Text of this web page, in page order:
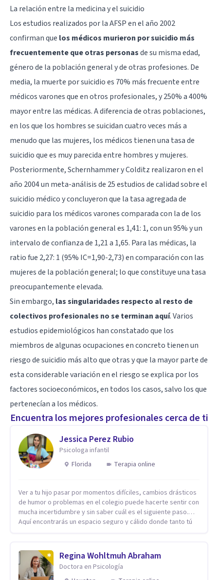
La relación entre la medicina y el suicidio
Los estudios realizados por la AFSP en el año 2002
confirman que los médicos murieron por suicidio más
frecuentemente que otras personasde su misma edad,
género de la población general y de otras profesiones. De
media, la muerte por suicidio es 70% más frecuente entre
médicos varones que en otros profesionales, y 250% a 400%
mayor entre las médicas. A diferencia de otras poblaciones,
en los que los hombres se suicidan cuatro veces más a
menudo que las mujeres, los médicos tienen una tasa de
suicidio que es muy parecida entre hombres y mujeres.
Posteriormente, Schernhammer y Colditz realizaron en el
año 2004 un meta-análisis de 25 estudios de calidad sobre el
suicidio médico y concluyeron que la tasa agregada de
suicidio para los médicos varones comparada con la de los
varones en la población general es 1,41: 1, con un 95% y un
intervalo de confianza de 1,21 a 1,65. Para las médicas, la
ratio fue 2,27: 1 (95% IC=1,90-2,73) en comparación con las
mujeres de la población general; lo que constituye una tasa
preocupantemente elevada.
Sin embargo, las singularidades respecto al resto de
colectivos profesionales no se terminan aquí. Varios
estudios epidemiológicos han constatado que los
miembros de algunas ocupaciones en concreto tienen un
riesgo de suicidio más alto que otras y que la mayor parte de
esta considerable variación en el riesgo se explica por los
factores socioeconómicos, en todos los casos, salvo los que
pertenecían a los médicos.
Encuentra los mejores profesionales cerca de ti
Jessica Perez Rubio
Psicologa infantil
Florida
Terapia online
Ver a tu hijo pasar por momentos difíciles, cambios drásticos
de humor o problemas en el colegio puede hacerte sentir con
mucha incertidumbre y sin saber cuál es el siguiente paso.
Aquí encontrarás un espacio seguro y cálido donde tanto tú
casa. Me especializo en guiar a familias a través de
herramientas prácticas y dinámicas adaptadas a la edad de
cada menor, dejando de lado las etiquetas y los tecnicismos.
Regina Wohltmuh Abraham
Doctora en Psicología